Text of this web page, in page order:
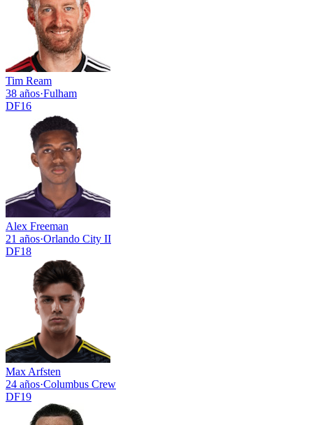
Tim Ream
38 años·Fulham
DF16
Alex Freeman
21 años·Orlando City II
DF18
Max Arfsten
24 años·Columbus Crew
DF19